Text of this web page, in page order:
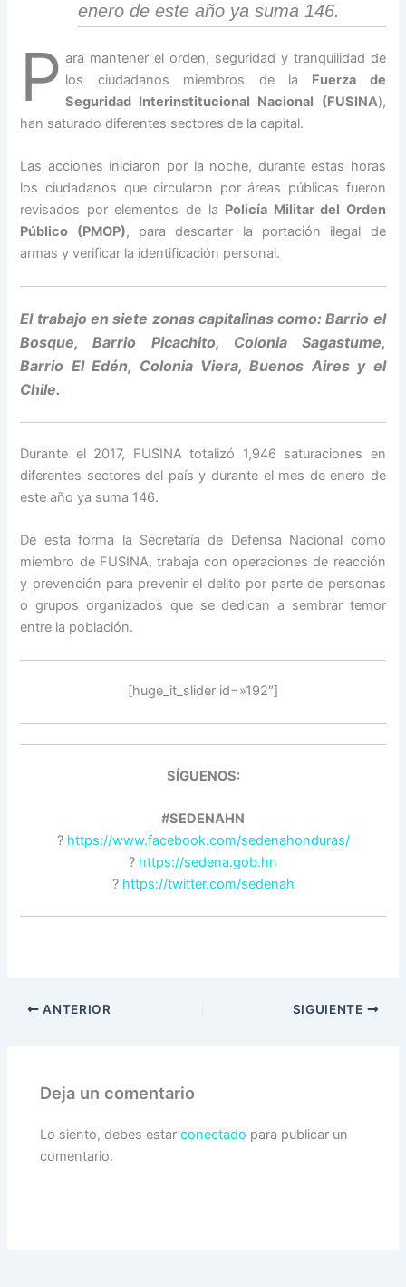
enero de este año ya suma 146.
P ara mantener el orden, seguridad y tranquilidad de
los ciudadanos miembros de la Fuerza de
Seguridad Interinstitucional Nacional (FUSINA),
han saturado diferentes sectores de la capital.
Las acciones iniciaron por la noche, durante estas horas
los ciudadanos que circularon por áreas públicas fueron
revisados por elementos de la Policía Militar del Orden
Público (PMOP), para descartar la portación ilegal de
armas y verificar la identificación personal.
El trabajo en siete zonas capitalinas como: Barrio el
Bosque, Barrio Picachito, Colonia Sagastume,
Barrio El Edén, Colonia Viera, Buenos Aires y el
Chile.
Durante el 2017, FUSINA totalizó 1,946 saturaciones en
diferentes sectores del país y durante el mes de enero de
este año ya suma 146.
De esta forma la Secretaría de Defensa Nacional como
miembro de FUSINA, trabaja con operaciones de reacción
y prevención para prevenir el delito por parte de personas
o grupos organizados que se dedican a sembrar temor
entre la población.
[huge_it_slider id=»192″]
SÍGUENOS:
#SEDENAHN
? https://www.facebook.com/sedenahonduras/
? https://sedena.gob.hn
? https://twitter.com/sedenah
ANTERIOR SIGUIENTE
Deja un comentario
Lo siento, debes estarconectado para publicar un
comentario.